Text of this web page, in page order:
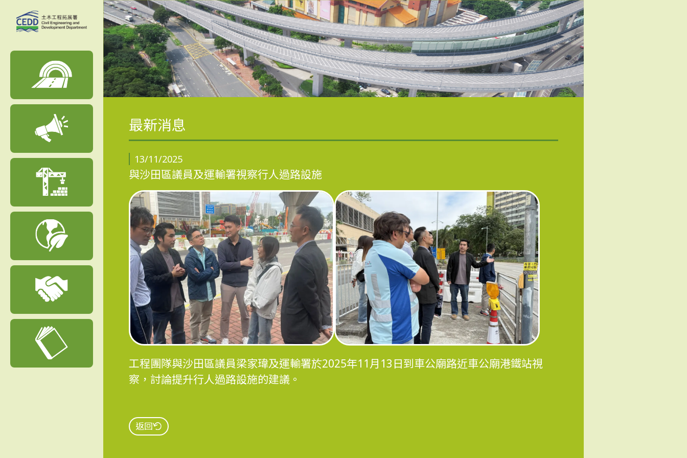
最新消息
13/11/2025
與沙田區議員及運輸署視察行人過路設施
工程團隊與沙田區議員梁家瑋及運輸署於2025年11月13日到車公廟路近車公廟港鐵站視
察，討論提升行人過路設施的建議。
返回